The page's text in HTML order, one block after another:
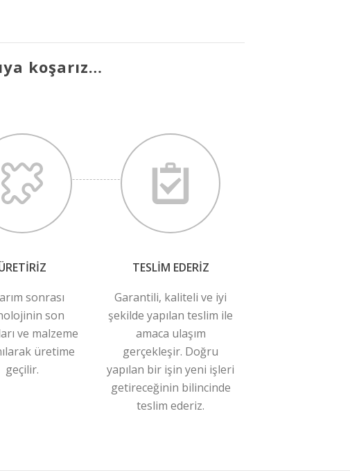
koşarız…
sonrası
son
ve malzeme
üretime
geçilir.
TESLIM EDERIZ
Garantili, kaliteli ve iyi
şekilde yapılan teslim ile
amaca ulaşım
gerçekleşir. Doğru
yapılan bir işin yeni işleri
getireceğinin bilincinde
teslim ederiz.